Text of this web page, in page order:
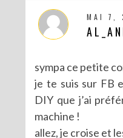
MAI 7,
sympa ce petite
je te suis sur FB
DIY que j’ai
machine !
allez, je croise et